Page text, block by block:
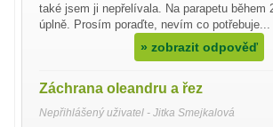
také jsem ji nepřelívala. Na parapetu během
úplně. Prosím poraďte, nevím co potřebuje...
» zobrazit odpověď
Záchrana oleandru a řez
Nepřihlášený uživatel - Jitka Smejkalová